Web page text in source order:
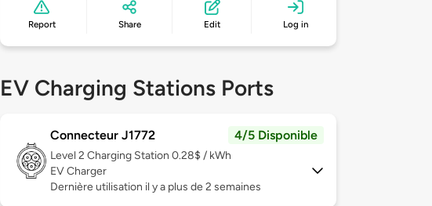
Report Share Edit Log in
EV Charging Stations Ports
Connecteur J1772 4/5 Disponible
Level 2 Charging Station 0.28$ / kWh
EV Charger
Dernière utilisation il y a plus de 2 semaines